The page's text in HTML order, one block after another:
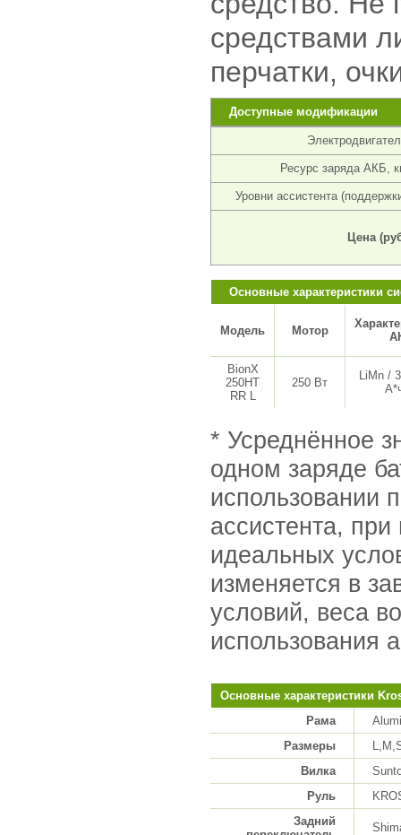
средствами
перчатки,
Доступные модификации
Ресурс заряда АКБ,
Уровни ассистента
Цена
Основные характеристики
Модель Мотор
BionX
250HT
RR L
250 Вт
LiMn /
* Усреднённое
одном заряде
использовании
ассистента,
идеальных
изменяется в
условий, веса
использования
Основные характеристики
Рама
Размеры
Вилка
Руль
Задний